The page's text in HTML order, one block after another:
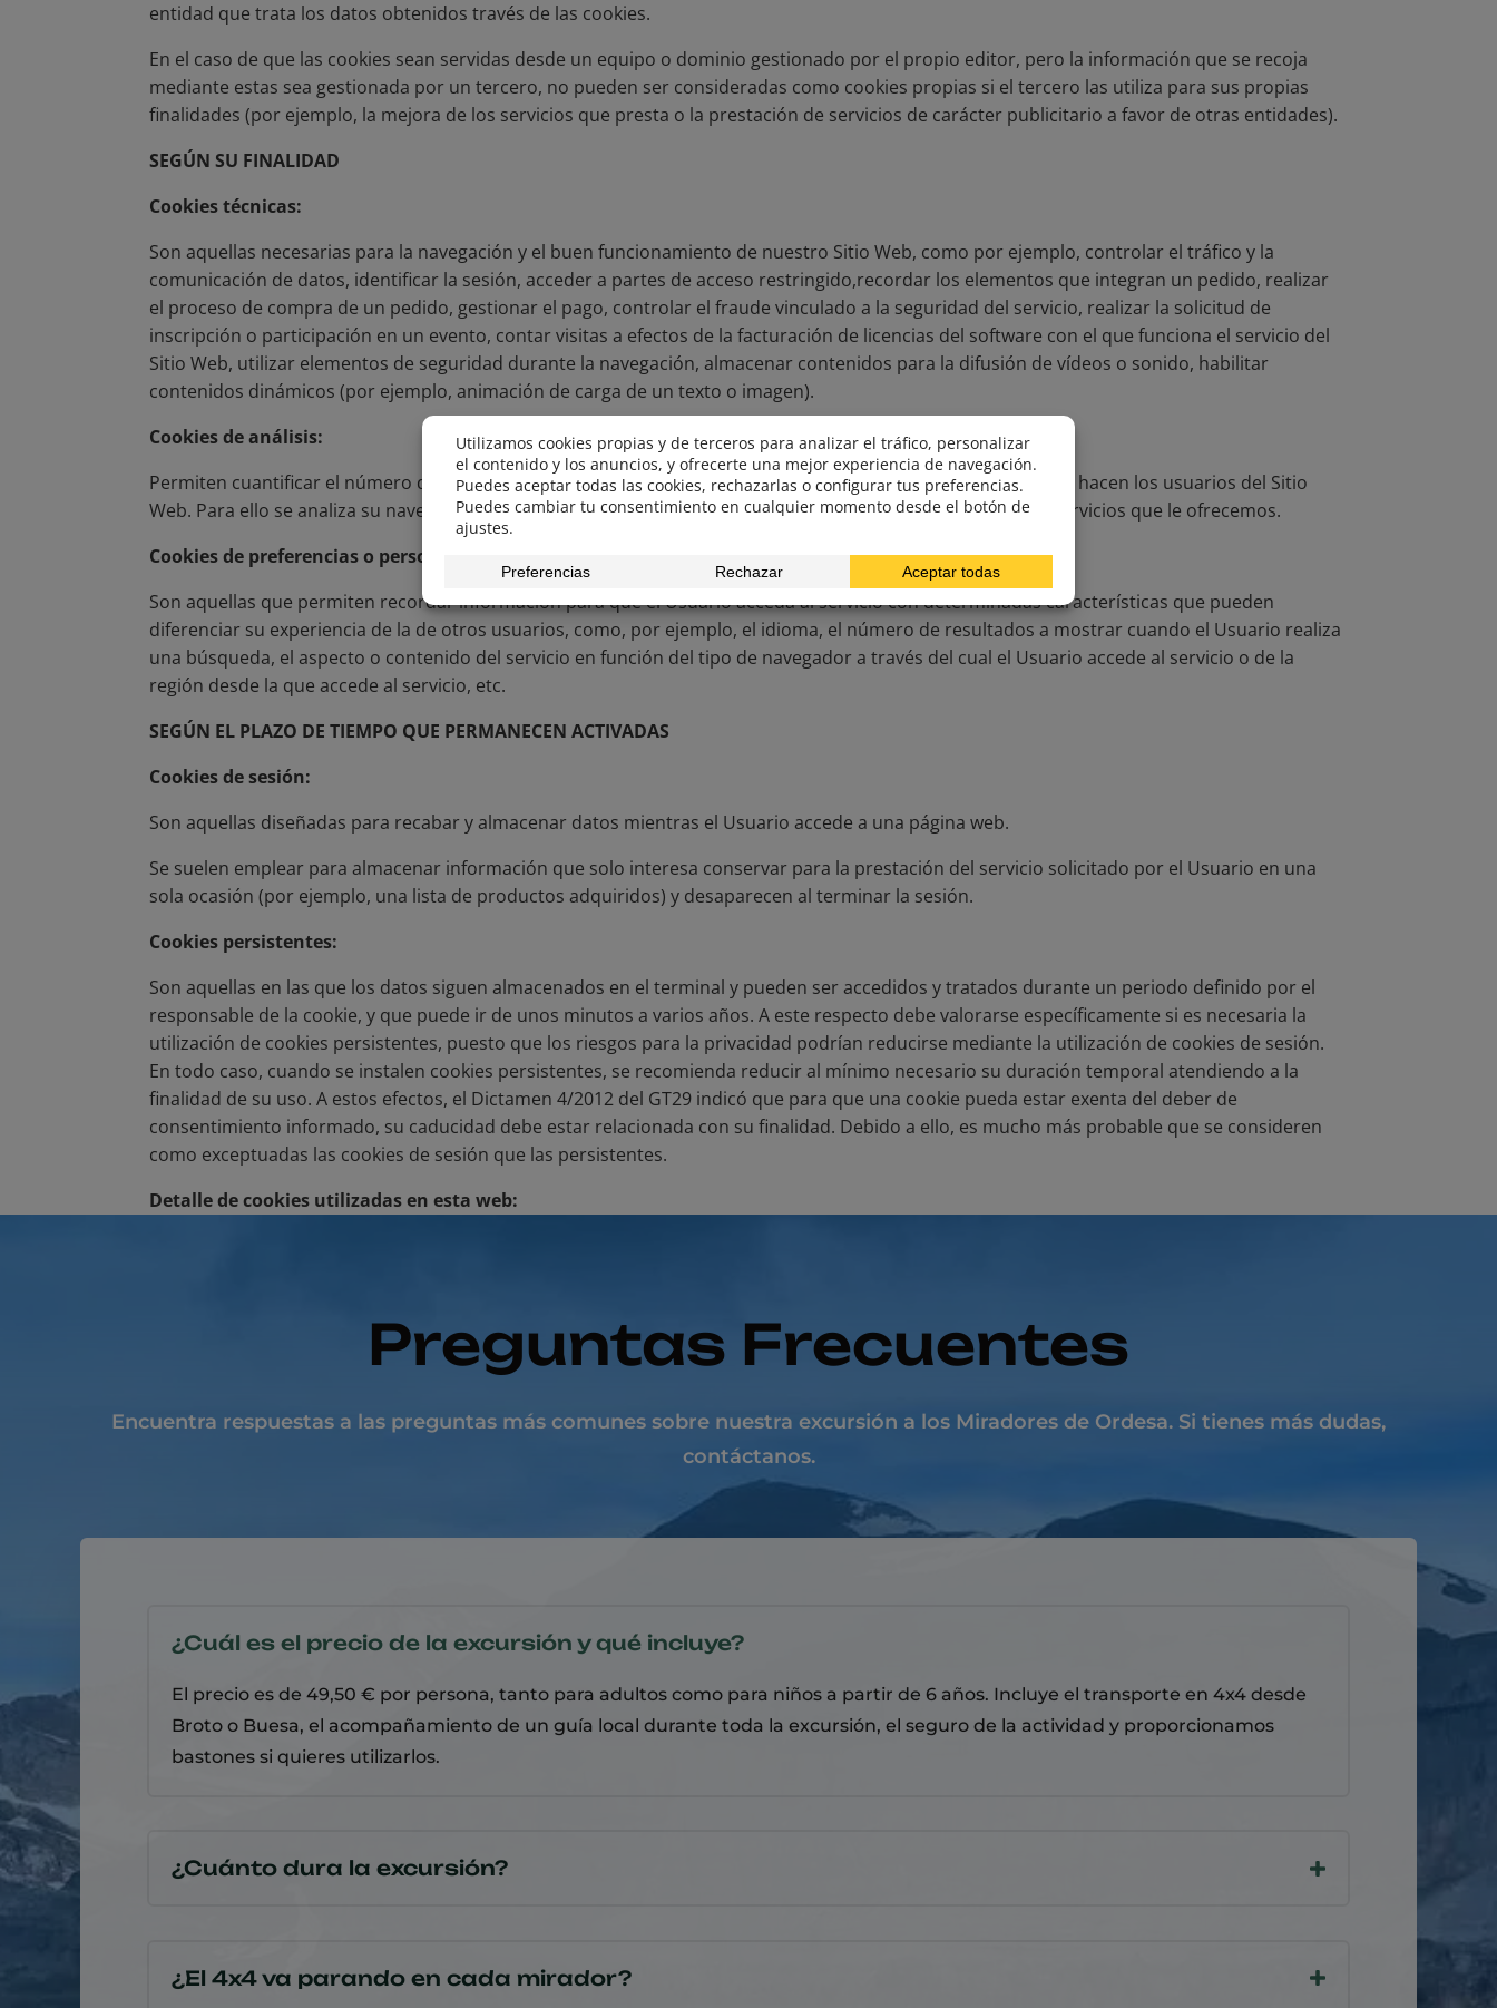
entidad que trata los datos obtenidos través de las cookies.
En el caso de que las cookies sean servidas desde un equipo o dominio gestionado por el propio editor, pero la información que se recoja
mediante estas sea gestionada por un tercero, no pueden ser consideradas como cookies propias si el tercero las utiliza para sus propias
finalidades (por ejemplo, la mejora de los servicios que presta o la prestación de servicios de carácter publicitario a favor de otras entidades).
SEGÚN SU FINALIDAD
Cookies técnicas:
Son aquellas necesarias para la navegación y el buen funcionamiento de nuestro Sitio Web, como por ejemplo, controlar el tráfico y la
comunicación de datos, identificar la sesión, acceder a partes de acceso restringido,recordar los elementos que integran un pedido, realizar
el proceso de compra de un pedido, gestionar el pago, controlar el fraude vinculado a la seguridad del servicio, realizar la solicitud de
inscripción o participación en un evento, contar visitas a efectos de la facturación de licencias del software con el que funciona el servicio del
Sitio Web, utilizar elementos de seguridad durante la navegación, almacenar contenidos para la difusión de vídeos o sonido, habilitar
contenidos dinámicos (por ejemplo, animación de carga de un texto o imagen).
Cookies de análisis:
Permiten cuantificar el número de usuarios y así realizar la medición y análisis estadístico de la utilización que hacen los usuarios del Sitio
Web. Para ello se analiza su navegación en nuestro Sitio Web con el fin de mejorar la oferta de productos o servicios que le ofrecemos.
Cookies de preferencias o personalización:
Son aquellas que permiten recordar información para que el Usuario acceda al servicio con determinadas características que pueden
diferenciar su experiencia de la de otros usuarios, como, por ejemplo, el idioma, el número de resultados a mostrar cuando el Usuario realiza
una búsqueda, el aspecto o contenido del servicio en función del tipo de navegador a través del cual el Usuario accede al servicio o de la
región desde la que accede al servicio, etc.
SEGÚN EL PLAZO DE TIEMPO QUE PERMANECEN ACTIVADAS
Cookies de sesión:
Son aquellas diseñadas para recabar y almacenar datos mientras el Usuario accede a una página web.
Se suelen emplear para almacenar información que solo interesa conservar para la prestación del servicio solicitado por el Usuario en una
sola ocasión (por ejemplo, una lista de productos adquiridos) y desaparecen al terminar la sesión.
Cookies persistentes:
Son aquellas en las que los datos siguen almacenados en el terminal y pueden ser accedidos y tratados durante un periodo definido por el
responsable de la cookie, y que puede ir de unos minutos a varios años. A este respecto debe valorarse específicamente si es necesaria la
utilización de cookies persistentes, puesto que los riesgos para la privacidad podrían reducirse mediante la utilización de cookies de sesión.
En todo caso, cuando se instalen cookies persistentes, se recomienda reducir al mínimo necesario su duración temporal atendiendo a la
finalidad de su uso. A estos efectos, el Dictamen 4/2012 del GT29 indicó que para que una cookie pueda estar exenta del deber de
consentimiento informado, su caducidad debe estar relacionada con su finalidad. Debido a ello, es mucho más probable que se consideren
como exceptuadas las cookies de sesión que las persistentes.
Detalle de cookies utilizadas en esta web:
Preguntas Frecuentes
Encuentra respuestas a las preguntas más comunes sobre nuestra excursión a los Miradores de Ordesa. Si tienes más dudas,
contáctanos.
¿Cuál es el precio de la excursión y qué incluye?
El precio es de 49,50 € por persona, tanto para adultos como para niños a partir de 6 años. Incluye el transporte en 4x4 desde
Broto o Buesa, el acompañamiento de un guía local durante toda la excursión, el seguro de la actividad y proporcionamos
bastones si quieres utilizarlos.
¿Cuánto dura la excursión?
¿El 4x4 va parando en cada mirador?